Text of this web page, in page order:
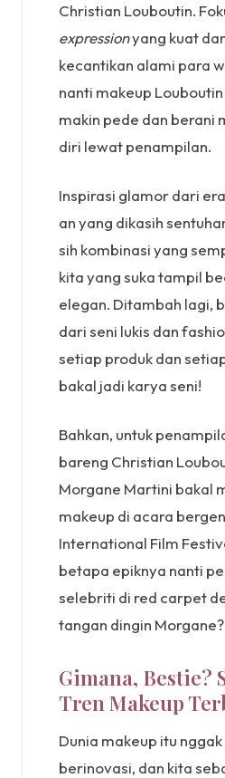
Christian Louboutin.
expressionyang kuat
kecantikan alami para
nanti makeup
makin pede dan berani
diri lewat penampilan.
Inspirasi glamor dari
an yang dikasih
sih kombinasi yang
kita yang suka tampil
elegan. Ditambah lagi,
dari seni lukis dan
setiap produk dan
bakal jadi karya seni!
Bahkan, untuk
bareng Christian
Morgane Martini bakal
makeup di acara
International Film
betapa epiknya nanti
selebriti di red carpet
tangan dingin Morgane?
Gimana, Bestie?
Tren Makeup
Dunia makeup itu
berinovasi, dan kita